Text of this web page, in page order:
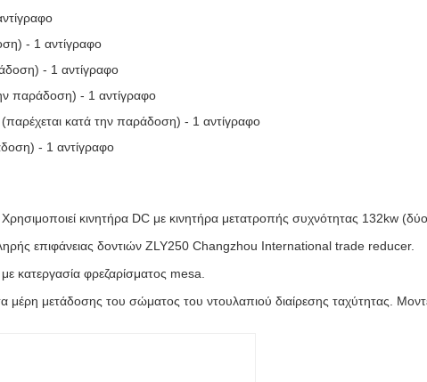
- 1 αντίγραφο
- 1 αντίγραφο
παράδοση) - 1 αντίγραφο
κατά την παράδοση) - 1 αντίγραφο
- 1 αντίγραφο
κινητήρα DC με κινητήρα μετατροπής συχνότητας 132kw
επιφάνειας δοντιών ZLY250 Changzhou International trade reducer.
κατεργασία φρεζαρίσματος mesa.
τα μέρη μετάδοσης του σώματος του ντουλαπιού διαίρεσης ταχύτητας.